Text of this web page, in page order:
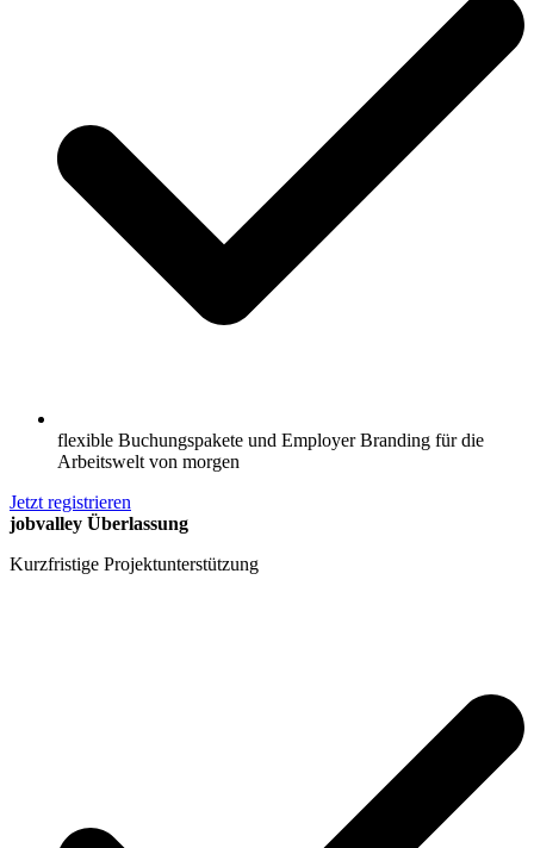
flexible Buchungspakete und Employer Branding für die
Arbeitswelt von morgen
Jetzt registrieren
jobvalley Überlassung
Kurzfristige Projektunterstützung